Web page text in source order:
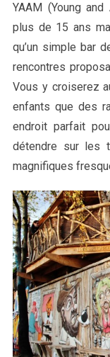
YAAM (Young
plus de 15 ans
qu’un simple bar
rencontres
Vous y croiserez
enfants que des
endroit parfait
détendre sur les
magnifiques